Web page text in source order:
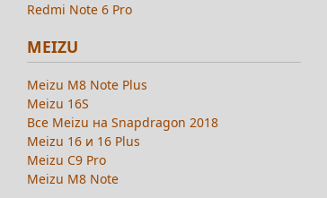
Redmi Note 6 Pro
MEIZU
Meizu M8 Note Plus
Meizu 16S
Все Meizu на Snapdragon 2018
Meizu 16 и 16 Plus
Meizu C9 Pro
Meizu M8 Note